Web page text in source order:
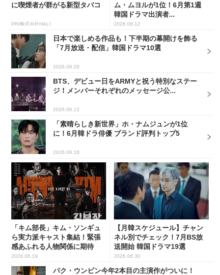
に喫煙者が群がる新型タバコ
PR(株式会社HAL)
ム・ムヨルが1位！6月第1週
韓国ドラマ出演者...
2026.06.12
日本で楽しめる作品も！下半期の幕開けを飾る
「7月放送・配信」韓国ドラマ10選
2026.06.26
BTS、デビュー日をARMYと祝う特別なステー
ジ！メンバーそれぞれのメッセージ公...
2026.06.12
「素晴らしき新世界」ホ・ナムジュンが1位
に！6月韓ドラ俳優 ブランド評判トップ5
2026.06.18
「キム部長」キム・ソンギュ
ら実力派キャスト集結！緊張
感あふれる人物関係に期待
2026.06.19
【月韓スケジュール】チャン
ネル別でチェック！7月BS放
送開始 韓国ドラマ19選
2026.06.30
パク・ウンビン今年2本目の主演作がついに！